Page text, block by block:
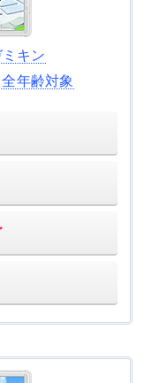
キン
年齢対象